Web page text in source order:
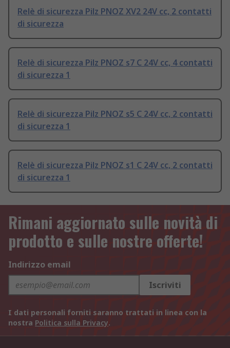
Relè di sicurezza Pilz PNOZ XV2 24V cc, 2 contatti
di sicurezza
Relè di sicurezza Pilz PNOZ s7 C 24V cc, 4 contatti
di sicurezza 1
Relè di sicurezza Pilz PNOZ s5 C 24V cc, 2 contatti
di sicurezza 1
Relè di sicurezza Pilz PNOZ s1 C 24V cc, 2 contatti
di sicurezza 1
Rimani aggiornato sulle novità di
prodotto e sulle nostre offerte!
Indirizzo email
Iscriviti
I dati personali forniti saranno trattati in linea con la
nostra Politica sulla Privacy.